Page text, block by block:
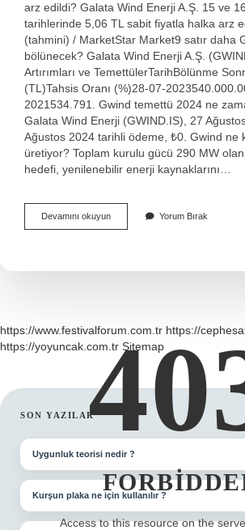
arz edildi? Galata Wind Enerji A.Ş. 15 ve
tarihlerinde 5,06 TL sabit fiyatla halka arz
(tahmini) / MarketStar Market9 satır daha
bölünecek? Galata Wind Enerji A.Ş.
Artırımları ve TemettülerTarihBölünme
(TL)Tahsis Oranı (%)28-07-
2021534.791. Gwind temettü 2024 ne
Galata Wind Enerji (GWIND.IS), 27
Ağustos 2024 tarihli ödeme, ₺0. Gwind ne
üretiyor? Toplam kurulu gücü 290 MW olan
hedefi, yenilenebilir enerji kaynaklarını…
Devamını okuyunGwind
Borcu
Yorum Bırak
https://www.festivalforum.com.tr https://
https://yoyuncak.com.tr Sitemap
SIDEBAR
SON YAZILAR
Uygunluk teorisi nedir ?
Kurşun plaka ne için kullanılır ?
Access to this resource on the